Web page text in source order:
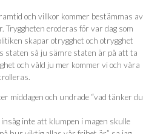
och villkor kommer bestämmas av
Tryggheten eroderas för var dag som
skapar otrygghet och otrygghet
staten så ju sämre staten är på att ta
och våld ju mer kommer vi och våra
middagen och undrade “vad tänker du
insåg inte att klumpen i magen skulle